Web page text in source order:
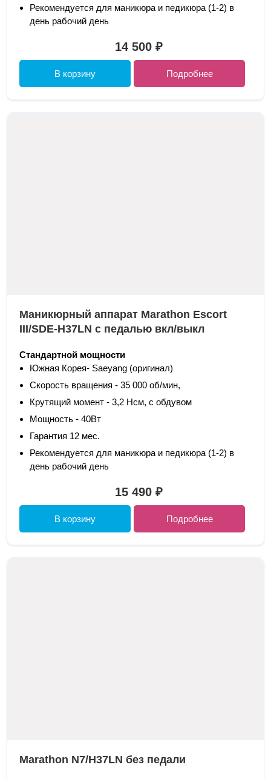
Рекомендуется для маникюра и педикюра (1-2) в
день рабочий день
14 500 ₽
В корзину Подробнее
Маникюрный аппарат Marathon Escort
III/SDE-H37LN с педалью вкл/выкл
Стандартной мощности
Южная Корея- Saeyang (оригинал)
Скорость вращения - 35 000 об/мин,
Крутящий момент - 3,2 Нсм, с обдувом
Мощность - 40Вт
Гарантия 12 мес.
Рекомендуется для маникюра и педикюра (1-2) в
день рабочий день
15 490 ₽
В корзину Подробнее
Marathon N7/H37LN без педали